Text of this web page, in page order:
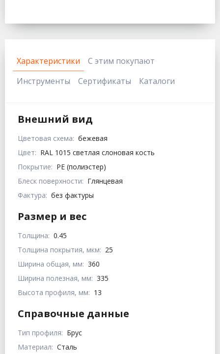
Характеристики
С этим покупают
Инструменты
Сертификаты Каталоги
Внешний вид
Цветовая схема: бежевая
Цвет: RAL 1015 светлая слоновая кость
Покрытие: PE (полиэстер)
Блеск поверхности: Глянцевая
Фактура: без фактуры
Размер и вес
Толщина: 0.45
Толщина покрытия, мкм: 25
Ширина общая, мм: 360
Ширина полезная, мм: 335
Высота профиля, мм: 13
Справочные данные
Тип профиля: Брус
Материал: Сталь